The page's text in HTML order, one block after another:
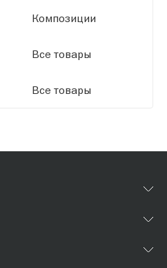
Композиции
Все товары
Все товары